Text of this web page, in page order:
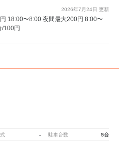
2026年7月24日 更新
18:00〜8:00 夜間最大200円 8:00〜
100円
- 駐車台数 5台